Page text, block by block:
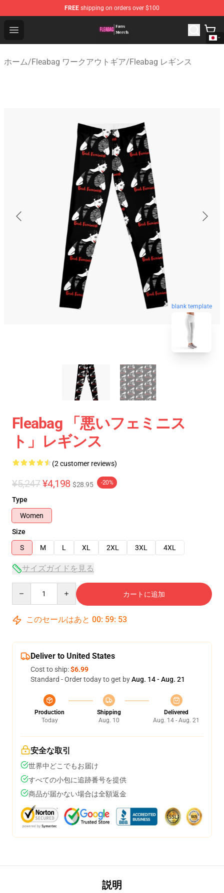
FREE shipping on orders over $100
Open menu
Fleabag Store - Official Fleabag Merchandise Shop
ホーム/Fleabag ワークアウトギア/Fleabag レギンス
blank template
Fleabag 「悪いフェミニス
ト」レギンス
(2 customer reviews)
¥5,247 ¥4,198 $28.95 -20%
Type
Women
Size
S
M L XL 2XL 3XL 4XL
サイズガイドを見る
カートに追加
このセールはあと 00: 59: 53
Deliver to United States
Cost to ship:$6.99
Standard - Order today to get byAug. 14 - Aug. 21
Production
Today
Shipping
Aug. 10
Delivered
Aug. 14 - Aug. 21
安全な取引
世界中どこでもお届け
すべての小包に追跡番号を提供
商品が届かない場合は全額返金
説明